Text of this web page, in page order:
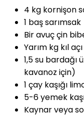
4 kg kornişon
1 baş sarımsak
Bir avuç çin
Yarım kg kıl
1,5 su bardağı
kavanoz için)
1 çay kaşığı
5-6 yemek
Kaynar veya